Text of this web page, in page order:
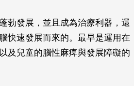
勃發展，並且成為治療利器，還
快速發展而來的。最早是運用在
及兒童的腦性麻痺與發展障礙的